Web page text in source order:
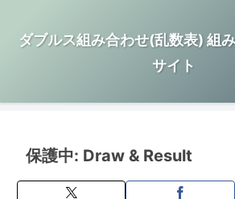
ダブルス組み合わせ(乱数表) 組
サイト
保護中: Draw & Result